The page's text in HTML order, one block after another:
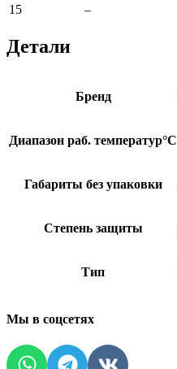
15
–
Детали
Бренд
Диапазон раб. температур°С
Габариты без упаковки
Степень защиты
Тип
Мы в соцсетях